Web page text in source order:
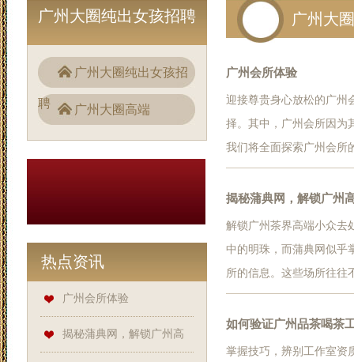
广州大圈纯出女孩招聘
广州大圈纯出女孩招
聘 广州大圈高端
热点资讯
广州会所体验
揭秘蒲典网，解锁广州高
广州大
广州会所体验
迎接尊贵身心放松的广州
择。其中，广州会所因为
我们将全面探索广州会所
华设施和独特的环境而闻
一种宾至如归的感觉。此
心得到全...
揭秘蒲典网，解锁广州
解锁广州茶界高端小众去
中的明珠，而蒲典网似乎
所的信息。这些场所往往
网就像是一位贴心的向导
的骑楼小巷中，当你踏入
历史韵味。在这...
如何验证广州品茶喝茶
掌握技巧，辨别工作室资